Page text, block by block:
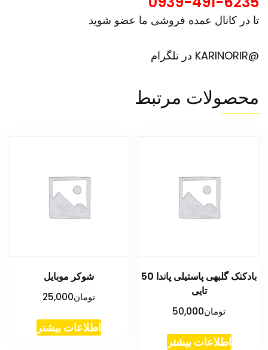
تا در کانال عمده فروشی ما عضو شوید
@KARINORIR در تلگرام
محصولات مرتبط
بادکنک گلبهی پاستیلی پاندا 50
تایی
تومان50,000
اطلاعات بیشتر
شوکر موبایل
تومان25,000
اطلاعات بیشتر